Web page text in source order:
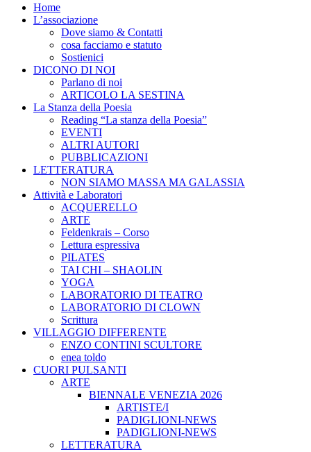
Home
L’associazione
Dove siamo & Contatti
cosa facciamo e statuto
Sostienici
DICONO DI NOI
Parlano di noi
ARTICOLO LA SESTINA
La Stanza della Poesia
Reading “La stanza della Poesia”
EVENTI
ALTRI AUTORI
PUBBLICAZIONI
LETTERATURA
NON SIAMO MASSA MA GALASSIA
Attività e Laboratori
ACQUERELLO
ARTE
Feldenkrais – Corso
Lettura espressiva
PILATES
TAI CHI – SHAOLIN
YOGA
LABORATORIO DI TEATRO
LABORATORIO DI CLOWN
Scrittura
VILLAGGIO DIFFERENTE
ENZO CONTINI SCULTORE
enea toldo
CUORI PULSANTI
ARTE
BIENNALE VENEZIA 2026
ARTISTE/I
PADIGLIONI-NEWS
PADIGLIONI-NEWS
LETTERATURA